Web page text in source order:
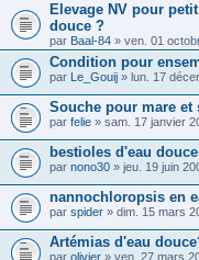
Elevage NV pour
douce ?
par Baal-84 » ven. 01
Condition pour
par Le_Gouij » lun. 17
Souche pour mare et
par felie » sam. 17 janvier
bestioles d'eau douce
par nono30 » jeu. 19 juin
nannochloropsis en
par spider » dim. 15 mars
Artémias d'eau
par olivier » ven. 27 mars